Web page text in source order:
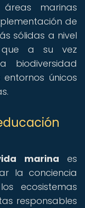
marinas
de
sólidas a nivel
que a su vez
biodiversidad
únicos
marina es
la conciencia
ecosistemas
responsables